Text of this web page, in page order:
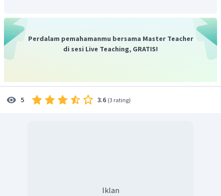
mencerminkan realisasi dari Tritura pertama, yakni
pembubaran PKI beserta ormas-ormasnya.
Dengan demikian, jawaban yang tepat adalah A.
Perdalam pemahamanmu bersama Master Teacher
di sesi Live Teaching, GRATIS!
5 3.6 (3 rating)
Iklan